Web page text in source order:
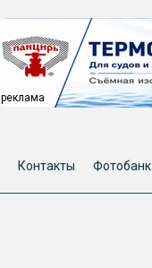
реклама
Контакты Фотобанк